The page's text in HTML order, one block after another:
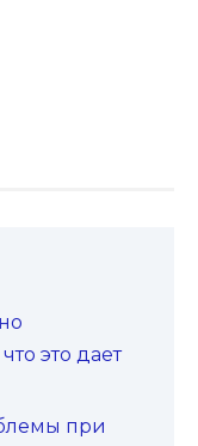
это дает
при